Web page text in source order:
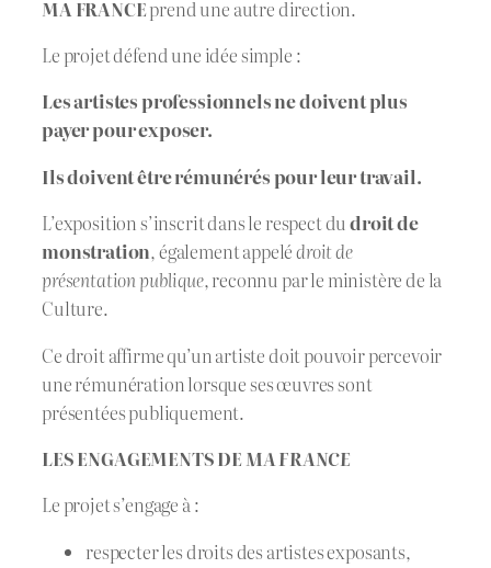
MA FRANCEprend une autre direction.
Le projet défend une idée simple :
Les artistes professionnels ne doivent plus
payer pour exposer.
Ils doivent être rémunérés pour leur travail.
L’exposition s’inscrit dans le respect dudroit de
monstration, également appelédroit de
présentation publique, reconnu par le ministère de la
Culture.
Ce droit affirme qu’un artiste doit pouvoir percevoir
une rémunération lorsque ses œuvres sont
présentées publiquement.
LES ENGAGEMENTS DEMA FRANCE
Le projet s’engage à :
respecter les droits des artistes exposants,